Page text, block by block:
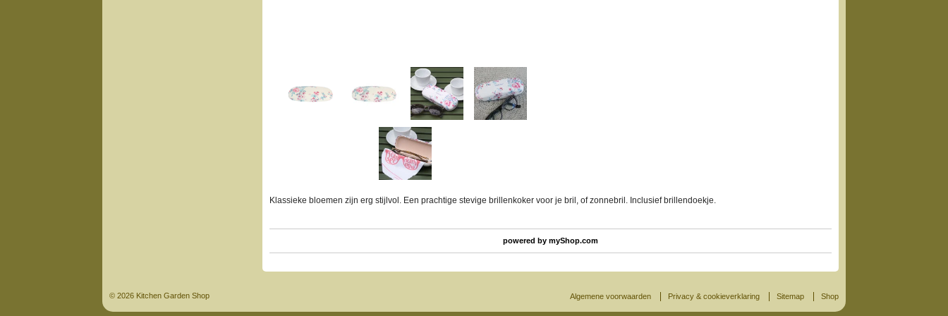
Klassieke bloemen zijn erg stijlvol. Een prachtige stevige brillenkoker voor je bril, of zonnebril. Inclusief brillendoekje.
powered bymyShop.com
Algemene voorwaarden Privacy & cookieverklaring Sitemap Shop
© 2026 Kitchen Garden Shop